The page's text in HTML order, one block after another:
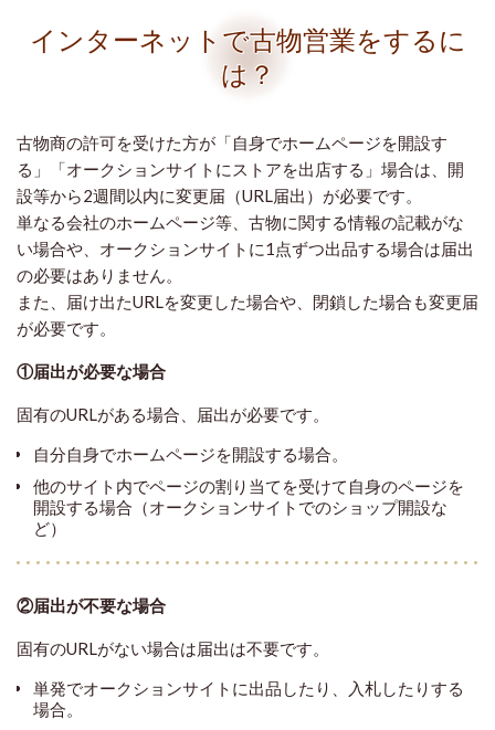
インターネットで古物営業をするに
は？
古物商の許可を受けた方が「自身でホームページを開設す
る」「オークションサイトにストアを出店する」場合は、開
設等から2週間以内に変更届（URL届出）が必要です。
単なる会社のホームページ等、古物に関する情報の記載がな
い場合や、オークションサイトに1点ずつ出品する場合は届出
の必要はありません。
また、届け出たURLを変更した場合や、閉鎖した場合も変更届
が必要です。
①届出が必要な場合
固有のURLがある場合、届出が必要です。
自分自身でホームページを開設する場合。
他のサイト内でページの割り当てを受けて自身のページを
開設する場合（オークションサイトでのショップ開設な
ど）
②届出が不要な場合
固有のURLがない場合は届出は不要です。
単発でオークションサイトに出品したり、入札したりする
場合。